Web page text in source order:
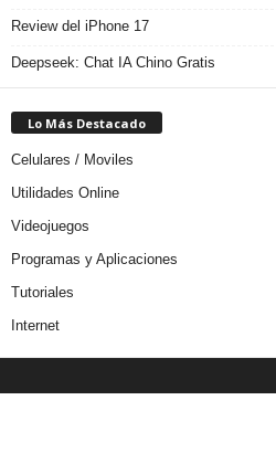
Review del iPhone 17
Deepseek: Chat IA Chino Gratis
Lo Más Destacado
Celulares / Moviles
Utilidades Online
Videojuegos
Programas y Aplicaciones
Tutoriales
Internet